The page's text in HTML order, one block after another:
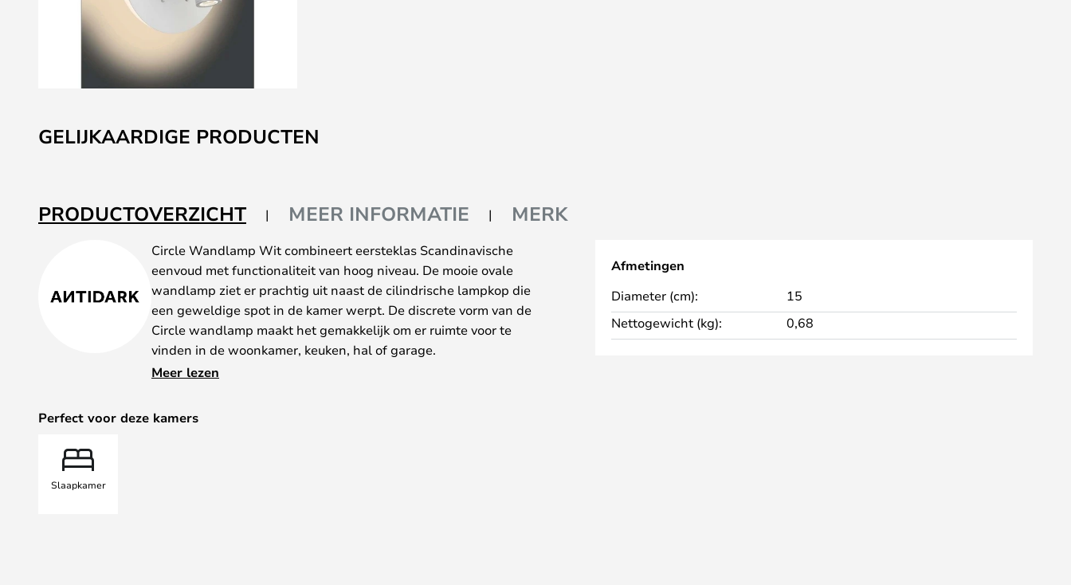
naar
het
de
afbeeldingen-
GELIJKAARDIGE PRODUCTEN
PRODUCTOVERZICHT MEER INFORMATIE MERK
Circle Wandlamp Wit combineert eersteklas Scandinavische
eenvoud met functionaliteit van hoog niveau. De mooie ovale
wandlamp ziet er prachtig uit naast de cilindrische lampkop die
een geweldige spot in de kamer werpt. De discrete vorm van de
Circle wandlamp maakt het gemakkelijk om er ruimte voor te
vinden in de woonkamer, keuken, hal of garage.
Waar hij ook terechtkomt, de lamp straalt een zelfverzekerd
lichtontwerp weet het Deense ANTIDARK goed wat een Deense
Meer lezen
Perfect voor deze kamers
Slaapkamer
Afmetingen
Diameter (cm):
15
Nettogewicht (kg):
0,68